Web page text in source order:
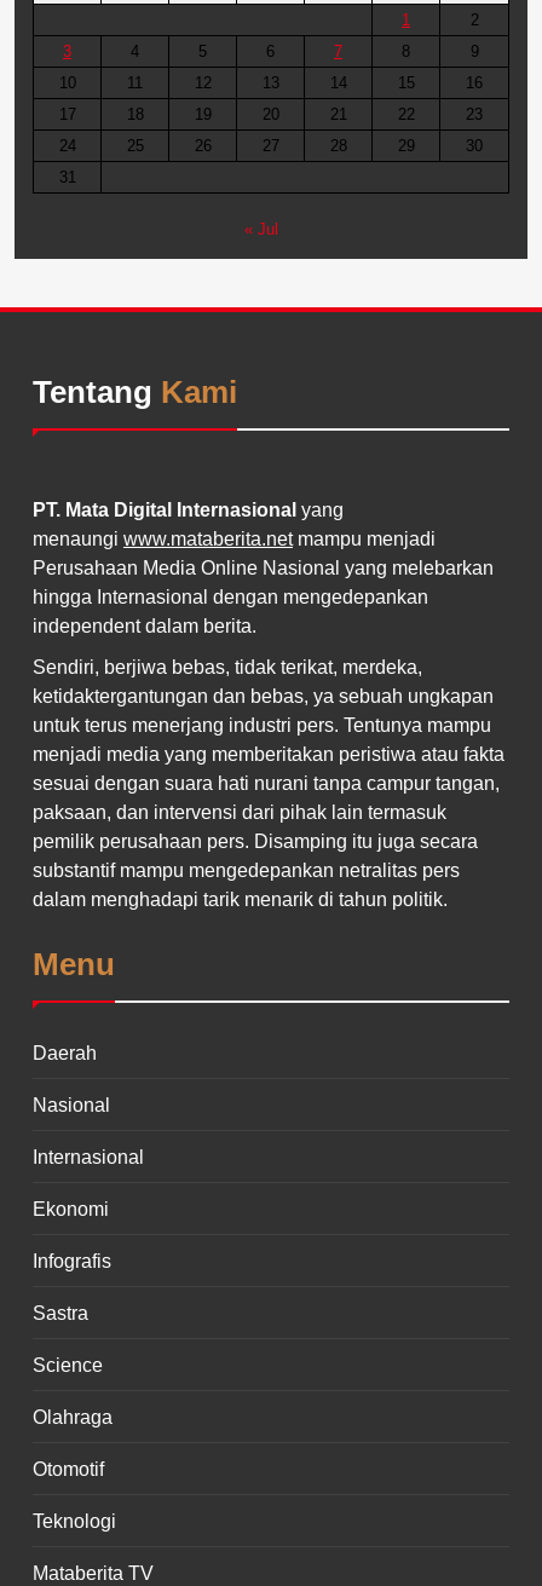
1
2
3
4 5 6 7 8
9
10
11 12 13 14 15
16
17
18 19 20 21 22
23
24
25 26 27 28 29
30
31
« Jul
Tentang Kami
PT. Mata Digital Internasional yang
menaungi www.mataberita.netmampu menjadi
Perusahaan Media Online Nasional yang melebarkan
hingga Internasional dengan mengedepankan
independent dalam berita.
Sendiri, berjiwa bebas, tidak terikat, merdeka,
ketidaktergantungan dan bebas, ya sebuah ungkapan
untuk terus menerjang industri pers. Tentunya mampu
menjadi media yang memberitakan peristiwa atau fakta
sesuai dengan suara hati nurani tanpa campur tangan,
paksaan, dan intervensi dari pihak lain termasuk
pemilik perusahaan pers. Disamping itu juga secara
substantif mampu mengedepankan netralitas pers
dalam menghadapi tarik menarik di tahun politik.
Menu
Daerah
Nasional
Internasional
Ekonomi
Infografis
Sastra
Science
Olahraga
Otomotif
Teknologi
Mataberita TV